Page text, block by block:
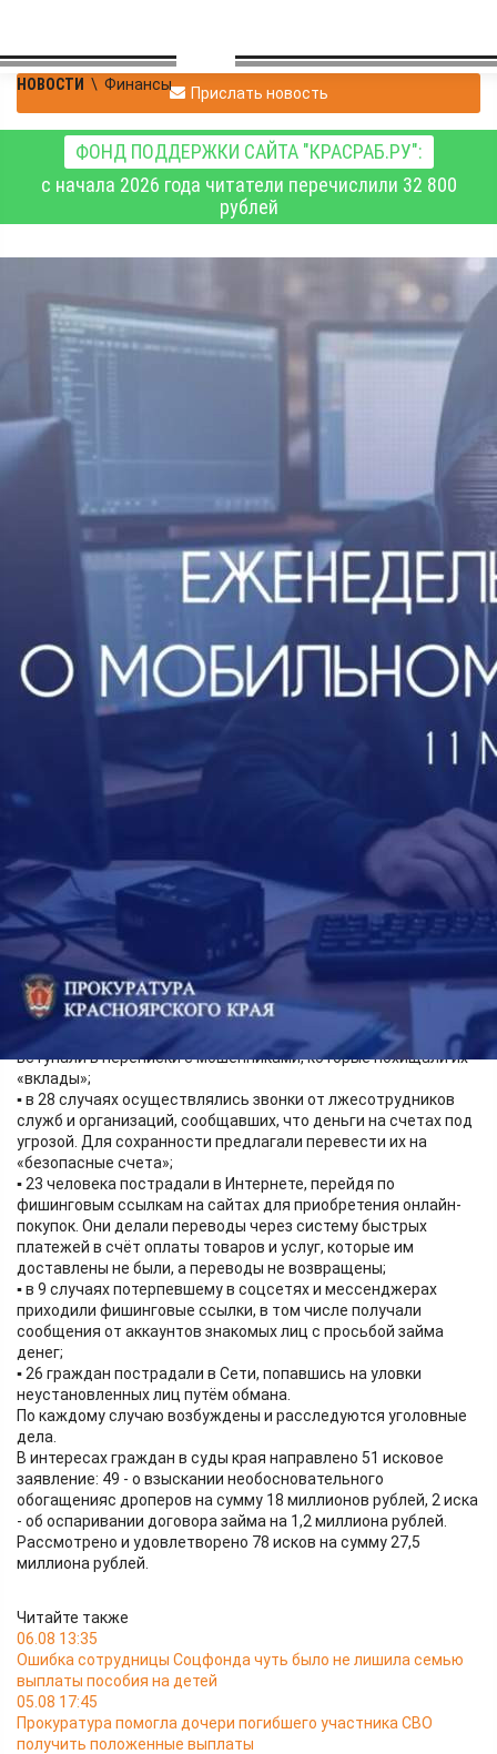
НОВОСТИ \ Финансы Прислать новость
ФОНД ПОДДЕРЖКИ САЙТА "КРАСРАБ.РУ":
с начала 2026 года читатели перечислили 32 800
рублей
жертвами интернет-
преступников стали 2
056 жителей
Красноярского края
Причинённый красноярцам ущерб, по данным региональной
Раскрыто 495 IT-преступлений. В суды края направлено 277
уголовных дел об интернет-хищениях.
Среди банков, выдавших кредиты клиентам, оформившим
займ под воздействием мошенников, Сбербанк - 13, ВТБ - 1,
Совкомбанк - 3, Альфа-Банк - 2
Только за минувшую неделю у 97 жителей края
дистанционным способом похищено более 53 миллионов
рублей:
▪️11 граждан увидели в Интернете рекламу о дополнительном
заработке, игре на бирже, предложения об инвестировании,
вступали в переписки с мошенниками, которые похищали их
«вклады»;
▪️ в 28 случаях осуществлялись звонки от лжесотрудников
служб и организаций, сообщавших, что деньги на счетах под
угрозой. Для сохранности предлагали перевести их на
«безопасные счета»;
▪️ 23 человека пострадали в Интернете, перейдя по
фишинговым ссылкам на сайтах для приобретения онлайн-
покупок. Они делали переводы через систему быстрых
платежей в счёт оплаты товаров и услуг, которые им
доставлены не были, а переводы не возвращены;
▪️ в 9 случаях потерпевшему в соцсетях и мессенджерах
приходили фишинговые ссылки, в том числе получали
сообщения от аккаунтов знакомых лиц с просьбой займа
денег;
▪️ 26 граждан пострадали в Сети, попавшись на уловки
неустановленных лиц путём обмана.
По каждому случаю возбуждены и расследуются уголовные
дела.
В интересах граждан в суды края направлено 51 исковое
заявление: 49 - о взыскании необосновательного
обогащенияс дроперов на сумму 18 миллионов рублей, 2 иска
- об оспаривании договора займа на 1,2 миллиона рублей.
Рассмотрено и удовлетворено 78 исков на сумму 27,5
миллиона рублей.
Читайте также
06.08 13:35
Ошибка сотрудницы Соцфонда чуть было не лишила семью
выплаты пособия на детей
05.08 17:45
Прокуратура помогла дочери погибшего участника СВО
получить положенные выплаты